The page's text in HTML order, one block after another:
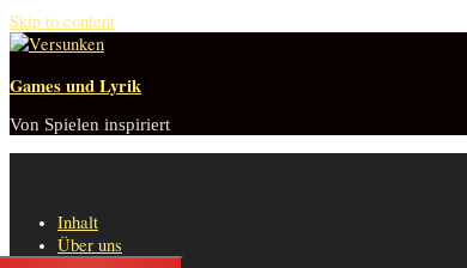
Skip to content
Games und Lyrik
Von Spielen inspiriert
Inhalt
Über uns